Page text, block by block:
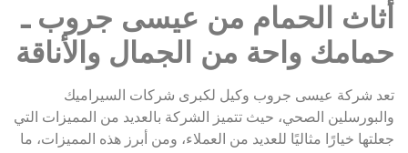
أثاث الحمام من عيسى جروب ـ
حمامك واحة من الجمال والأناقة
تعد شركة عيسى جروب وكيل لكبرى شركات السيراميك
والبورسلين الصحي، حيث تتميز الشركة بالعديد من المميزات التي
جعلتها خيارًا مثاليًا للعديد من العملاء، ومن أبرز هذه المميزات، ما